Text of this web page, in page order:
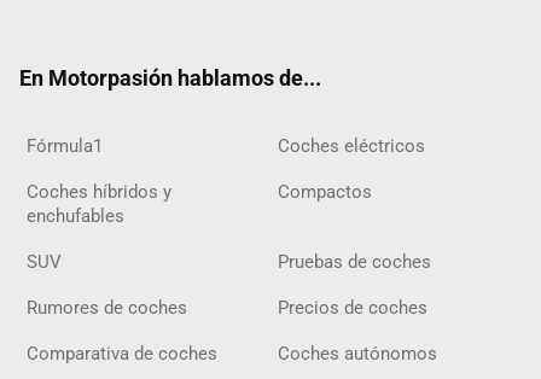
En Motorpasión hablamos de...
Fórmula1 Coches eléctricos
Coches híbridos y
enchufables
Compactos
SUV Pruebas de coches
Rumores de coches Precios de coches
Comparativa de coches Coches autónomos